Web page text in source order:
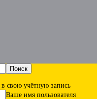
свою учётную запись
Ваше имя пользователя